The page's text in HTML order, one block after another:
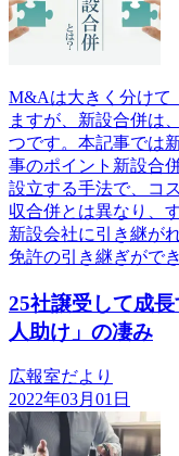
M&Aは大きく分けて
ますが、新設合併は
つです。本記事では
事のポイント新設合
設立する手法で、コ
収合併とは異なり、
新設会社に引き継が
免許の引き継ぎができ
25社譲受して成
人助け」の凄み
広報室だより
2022年03月01日